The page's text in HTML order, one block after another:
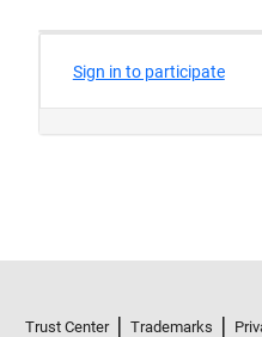
Trust Center Trademarks